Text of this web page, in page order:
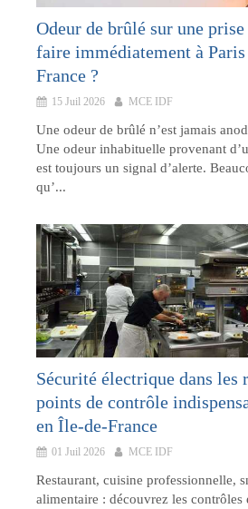
Odeur de brûlé sur une
faire immédiatement à
France ?
15 Juil 2026 MCE IDF
Une odeur de brûlé n’est jamais
Une odeur inhabituelle provenant
est toujours un signal d’alerte.
qu’...
Sécurité électrique dans les
points de contrôle
en Île-de-France
01 Juil 2026 MCE IDF
Restaurant, cuisine professionnelle,
alimentaire : découvrez les contrôles